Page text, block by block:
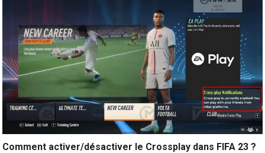
Comment activer/désactiver le Crossplay dans FIFA 23 ?